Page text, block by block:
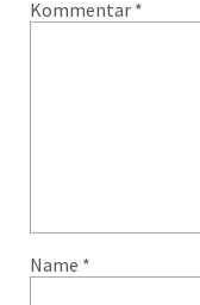
Kommentar *
Name *